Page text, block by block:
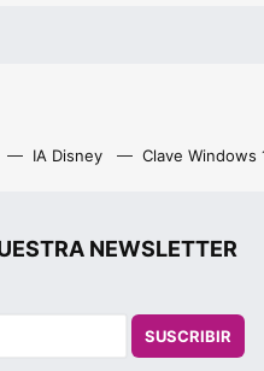
IA Disney Clave Windows
NEWSLETTER
SUSCRIBIR